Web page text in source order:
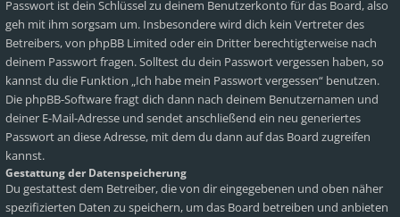
Passwort ist dein Schlüssel zu deinem Benutzerkonto für das Board, also
geh mit ihm sorgsam um. Insbesondere wird dich kein Vertreter des
Betreibers, von phpBB Limited oder ein Dritter berechtigterweise nach
deinem Passwort fragen. Solltest du dein Passwort vergessen haben, so
kannst du die Funktion „Ich habe mein Passwort vergessen“ benutzen.
Die phpBB-Software fragt dich dann nach deinem Benutzernamen und
deiner E-Mail-Adresse und sendet anschließend ein neu generiertes
Passwort an diese Adresse, mit dem du dann auf das Board zugreifen
kannst.
Gestattung der Datenspeicherung
Du gestattest dem Betreiber, die von dir eingegebenen und oben näher
spezifizierten Daten zu speichern, um das Board betreiben und anbieten